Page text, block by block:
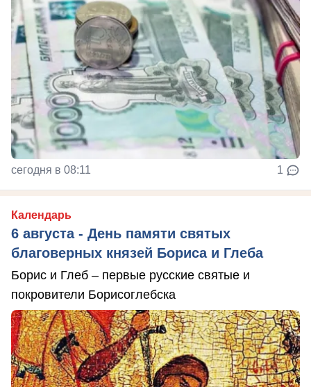
сегодня в 08:11 1
Календарь
6 августа - День памяти святых
благоверных князей Бориса и Глеба
Борис и Глеб – первые русские святые и
покровители Борисоглебска